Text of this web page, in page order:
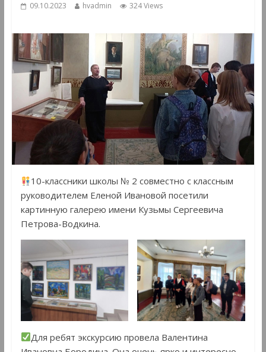
09.10.2023 hvadmin 324 Views
10-классники школы № 2 совместно с классным
руководителем Еленой Ивановой посетили
картинную галерею имени Кузьмы Сергеевича
Петрова-Водкина.
Для ребят экскурсию провела Валентина